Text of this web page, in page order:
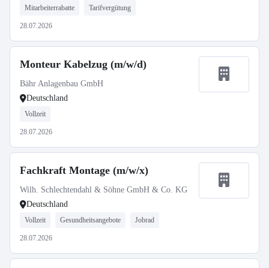
Mitarbeiterrabatte Tarifvergütung
28.07.2026
Monteur Kabelzug (m/w/d)
Bähr Anlagenbau GmbH
Deutschland
Vollzeit
28.07.2026
Fachkraft Montage (m/w/x)
Wilh. Schlechtendahl & Söhne GmbH & Co. KG
Deutschland
Vollzeit Gesundheitsangebote Jobrad
28.07.2026